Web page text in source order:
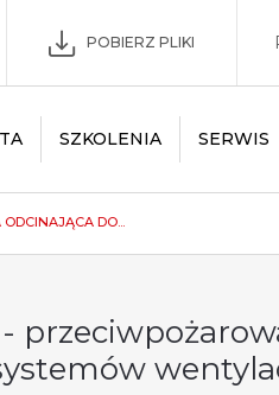
POBIERZ PLIKI
SZKOLENIA SERWIS
DO...